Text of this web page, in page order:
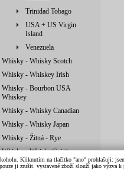
Trinidad Tobago
USA + US Virgin
Island
Venezuela
Whisky - Whisky Scotch
Whisky - Whiskey Irish
Whisky - Bourbon USA
Whiskey
Whisky - Whisky Canadian
Whisky - Whisky Japan
Whisky - Žitná - Rye
Whisky - Whisky/Spirit
Vodky
Kliknutím na tlačítko "ano" prohlašuji:
ji zrušit. vystavené zboží slouží jako výzva